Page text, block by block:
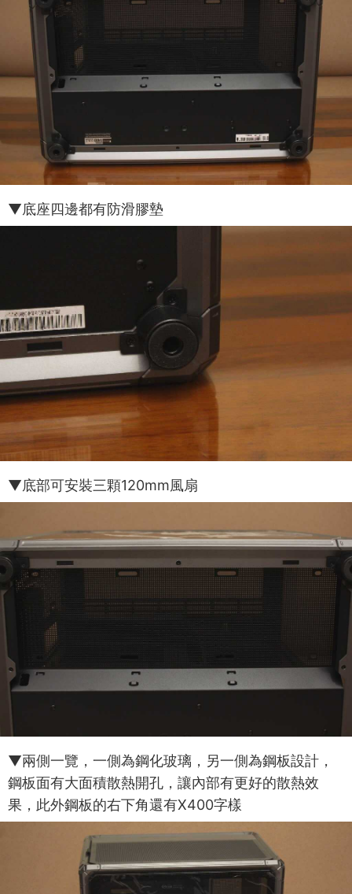
▼底座四邊都有防滑膠墊
▼底部可安裝三顆120mm風扇
▼兩側一覽，一側為鋼化玻璃，另一側為鋼板設計，
鋼板面有大面積散熱開孔，讓內部有更好的散熱效
果，此外鋼板的右下角還有X400字樣